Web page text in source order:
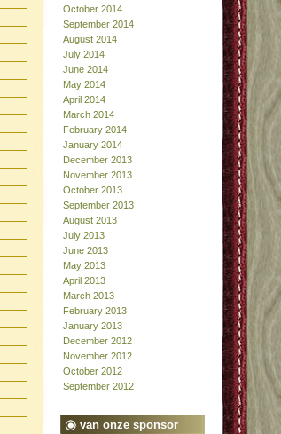
October 2014
September 2014
August 2014
July 2014
June 2014
May 2014
April 2014
March 2014
February 2014
January 2014
December 2013
November 2013
October 2013
September 2013
August 2013
July 2013
June 2013
May 2013
April 2013
March 2013
February 2013
January 2013
December 2012
November 2012
October 2012
September 2012
van onze sponsor